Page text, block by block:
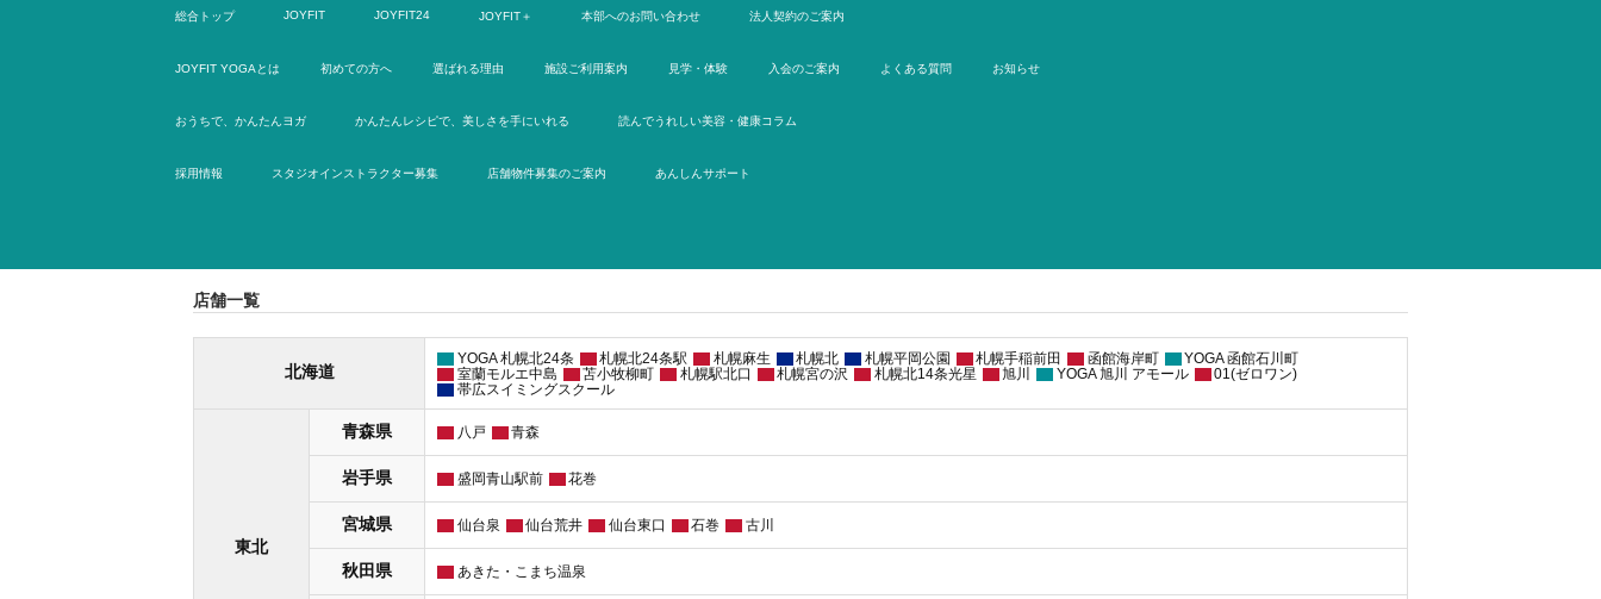
総合トップ JOYFIT JOYFIT24 JOYFIT＋ 本部へのお問い合わせ 法人契約のご案内
JOYFIT YOGAとは 初めての方へ 選ばれる理由 施設ご利用案内 見学・体験 入会のご案内 よくある質問 お知らせ
おうちで、かんたんヨガ かんたんレシピで、美しさを手にいれる 読んでうれしい美容・健康コラム
採用情報 スタジオインストラクター募集 店舗物件募集のご案内 あんしんサポート
店舗一覧
北海道
YOGA 札幌北24条 札幌北24条駅 札幌麻生 札幌北 札幌平岡公園 札幌手稲前田 函館海岸町
YOGA 函館石川町
室蘭モルエ中島
苫小牧柳町 札幌駅北口 札幌宮の沢 札幌北14条光星 旭川 YOGA 旭川 アモール
01(ゼロワン)
帯広スイミングスクール
東北
青森県 八戸 青森
岩手県 盛岡青山駅前 花巻
宮城県 仙台泉 仙台荒井 仙台東口 石巻 古川
秋田県 あきた・こまち温泉